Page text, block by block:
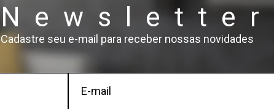
Newsletter
Cadastre seu e-mail para receber nossas novidades